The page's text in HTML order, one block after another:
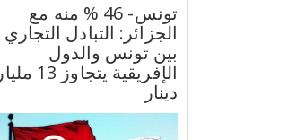
تونس- 46 % منه مع
الجزائر: التبادل التجاري
بين تونس والدول
الإفريقية يتجاوز 13 مليار
دينار